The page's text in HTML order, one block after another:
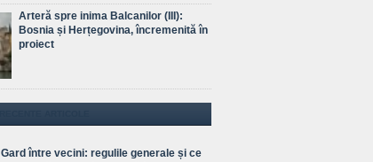
Arteră spre inima Balcanilor (III):
Bosnia și Herțegovina, încremenită în
proiect
Gard între vecini: regulile generale și ce